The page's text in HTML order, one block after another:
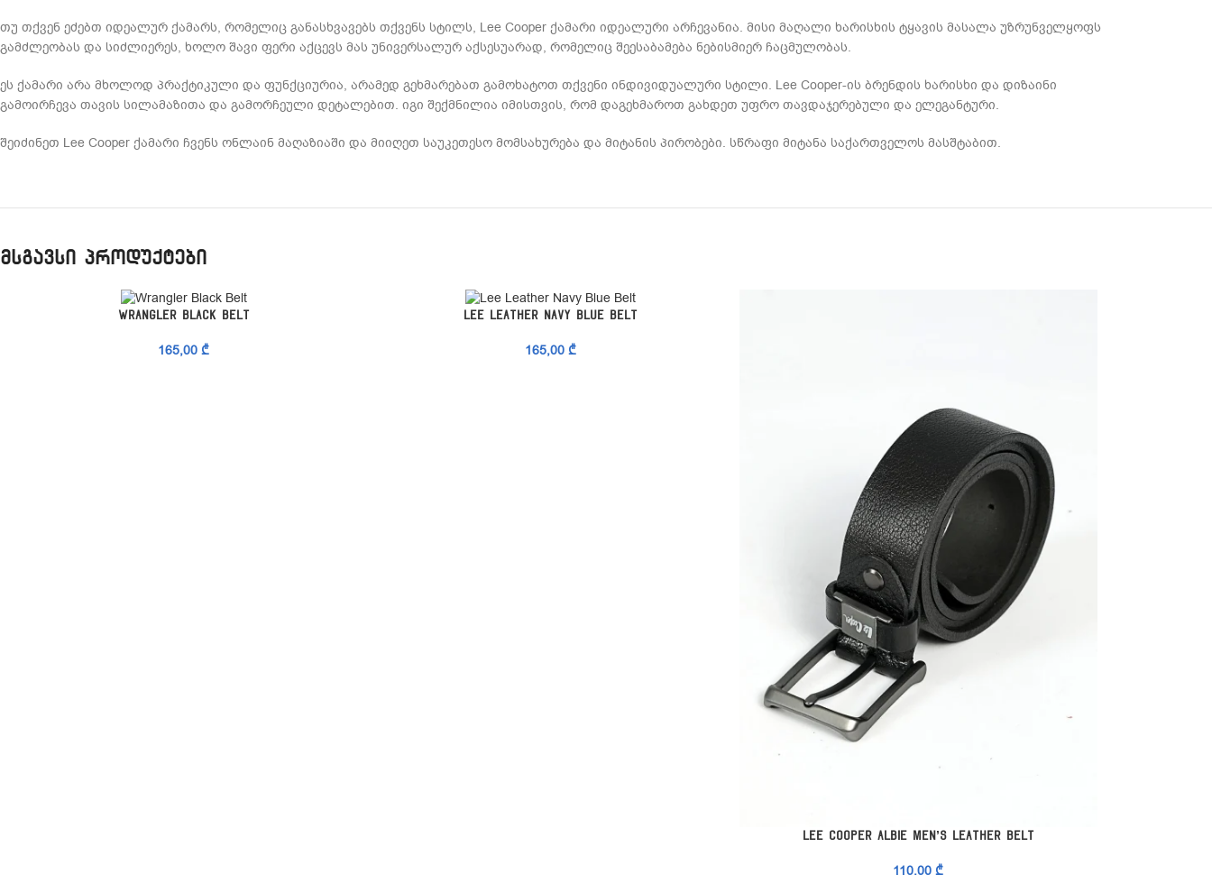
თუ თქვენ ეძებთ იდეალურ ქამარს, რომელიც განასხვავებს თქვენს სტილს, Lee Cooper ქამარი იდეალური არჩევანია. მისი მაღალი ხარისხის ტყავის მასალა უზრუნველყოფს
გამძლეობას და სიძლიერეს, ხოლო შავი ფერი აქცევს მას უნივერსალურ აქსესუარად, რომელიც შეესაბამება ნებისმიერ ჩაცმულობას.
ეს ქამარი არა მხოლოდ პრაქტიკული და ფუნქციურია, არამედ გეხმარებათ გამოხატოთ თქვენი ინდივიდუალური სტილი. Lee Cooper-ის ბრენდის ხარისხი და დიზაინი
გამოირჩევა თავის სილამაზითა და გამორჩეული დეტალებით. იგი შექმნილია იმისთვის, რომ დაგეხმაროთ გახდეთ უფრო თავდაჯერებული და ელეგანტური.
შეიძინეთ Lee Cooper ქამარი ჩვენს ონლაინ მაღაზიაში და მიიღეთ საუკეთესო მომსახურება და მიტანის პირობები. სწრაფი მიტანა საქართველოს მასშტაბით.
მსგავსი პროდუქტები
ᲞᲐᲠᲐᲛᲔᲢᲠᲔᲑᲘᲡ ᲐᲠᲩᲔᲕᲐWrangler Black Belt
165,00₾
ᲞᲐᲠᲐᲛᲔᲢᲠᲔᲑᲘᲡ ᲐᲠᲩᲔᲕᲐLee Leather Navy Blue Belt
165,00₾
ᲞᲐᲠᲐᲛᲔᲢᲠᲔᲑᲘᲡ ᲐᲠᲩᲔᲕᲐLee Cooper Albie Men’s Leather Belt
110,00₾